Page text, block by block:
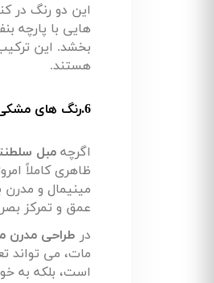
این دو رنگ در
هایی با پارچه
بخشد. این
هستند.
6.رنگ های مشکی و سفید برای طراحی مدرن و مینیمالیستی
اگرچه مبل
ظاهری کاملاً
مینیمال و
عمق و تمرکز
در طراحی مدرن
مات، می تواند
است، بلکه به